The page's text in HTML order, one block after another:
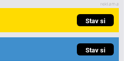
Stav si
Stav si